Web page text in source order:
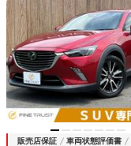
ーキングアシスト ク
モニター
販売店保証 車両状態評価書